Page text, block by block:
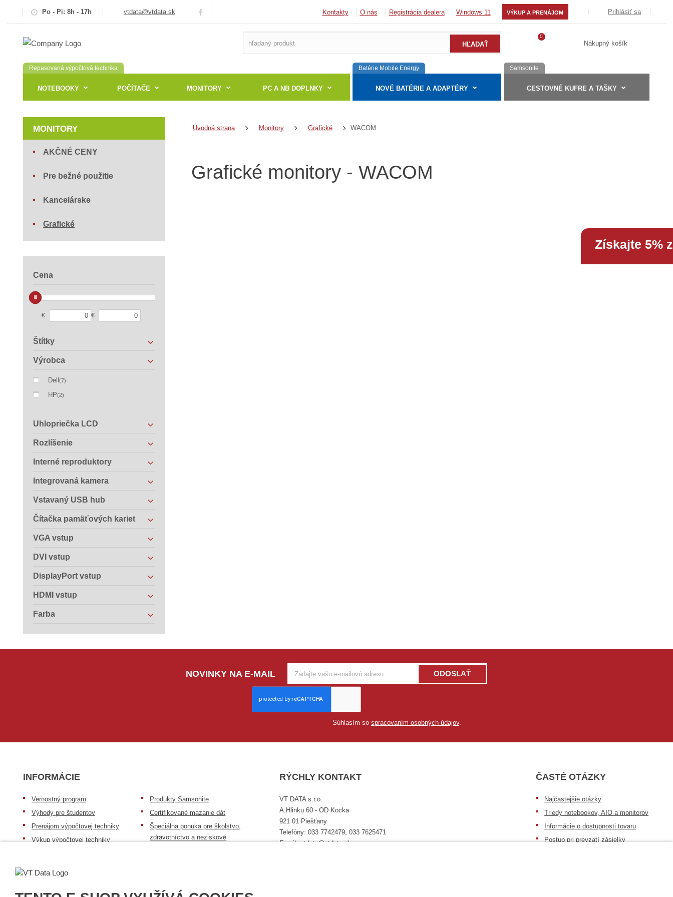
Po - Pi: 8h - 17h vtdata@vtdata.sk Kontakty O nás Registrácia dealera Windows 11 VÝKUP A PRENÁJOM Prihlásiť sa
0
Nákupný košík
Repasovaná výpočtová technika
NOTEBOOKY POČÍTAČE MONITORY PC A NB DOPLNKY
Batérie Mobile Energy
NOVÉ BATÉRIE A ADAPTÉRY
Samsonite
CESTOVNÉ KUFRE A TAŠKY
Úvodná strana Monitory Grafické WACOM
Grafické monitory - WACOM
MONITORY
AKČNÉ CENY
Pre bežné použitie
Kancelárske
Grafické
Cena
€ €
Štítky
Výrobca
Dell(7)
HP(2)
Uhlopriečka LCD
Rozlíšenie
Interné reproduktory
Integrovaná kamera
Vstavaný USB hub
Čítačka pamäťových kariet
VGA vstup
DVI vstup
DisplayPort vstup
HDMI vstup
Farba
NOVINKY NA E-MAIL ODOSLAŤ
Súhlasím so spracovaním osobných údajov.
INFORMÁCIE
Vernostný program
Výhody pre študentov
Prenájom výpočtovej techniky
Výkup výpočtovej techniky
Produkty Samsonite
Certifikované mazanie dát
Špeciálna ponuka pre školstvo,
zdravotníctvo a neziskové
Všeobecné informácie
Získajte 5%
RÝCHLY KONTAKT
VT DATA s.r.o.
A.Hlinku 60 - OD Kocka
921 01 Piešťany
Telefóny: 033 7742479, 033 7625471
Email: vtdata@vtdata.sk
ČASTÉ OTÁZKY
Najčastejšie otázky
Triedy notebookov, AIO a monitorov
Informácie o dostupnosti tovaru
Postup pri prevzatí zásielky